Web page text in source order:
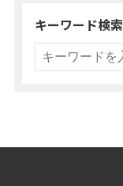
キーワード検索